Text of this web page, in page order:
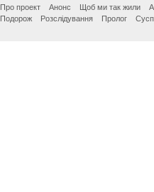
Про проект Анонс Щоб ми так жили
Подорож
Розслідування Пролог